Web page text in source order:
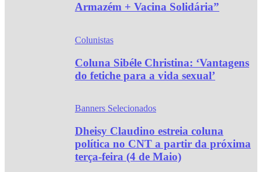
Armazém + Vacina Solidária”
Colunistas
Coluna Sibéle Christina: ‘Vantagens
do fetiche para a vida sexual’
Banners Selecionados
Dheisy Claudino estreia coluna
política no CNT a partir da próxima
terça-feira (4 de Maio)